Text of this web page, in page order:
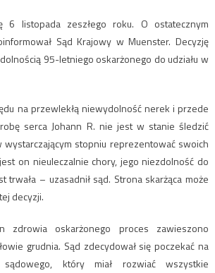
6 listopada zeszłego roku. O ostatecznym
Sąd Krajowy w Muenster. Decyzję
95-letniego oskarżonego do udziału w
na przewlekłą niewydolność nerek i przede
serca Johann R. nie jest w stanie śledzić
stopniu reprezentować swoich
on nieuleczalnie chory, jego niezdolność do
trwała – uzasadnił sąd. Strona skarżąca może
decyzji.
zdrowia oskarżonego proces zawieszono
grudnia. Sąd zdecydował się poczekać na
który miał rozwiać wszystkie